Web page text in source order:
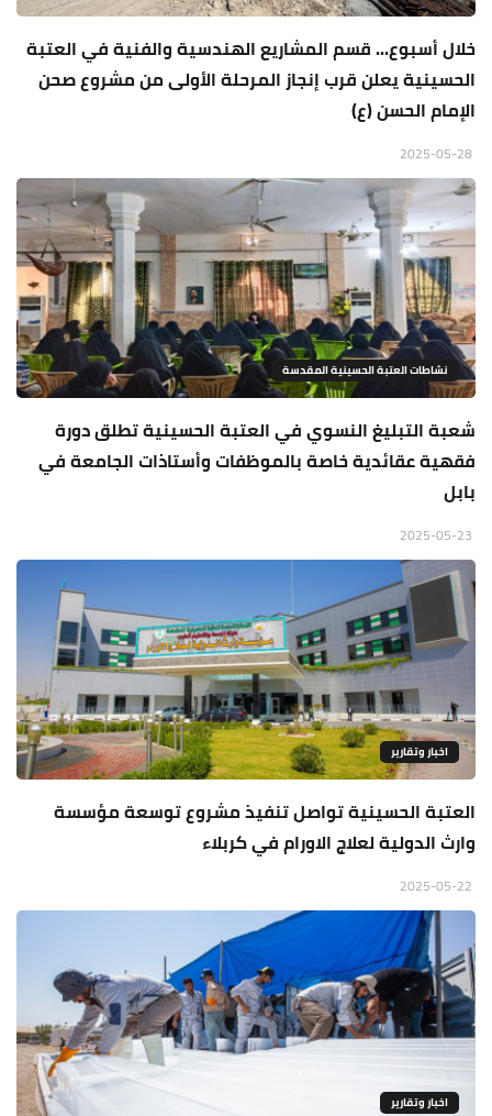
خلال أسبوع... قسم المشاريع الهندسية والفنية في العتبة
الحسينية يعلن قرب إنجاز المرحلة الأولى من مشروع صحن
الإمام الحسن (ع)
نشاطات العتبة الحسينية المقدسة
شعبة التبليغ النسوي في العتبة الحسينية تطلق دورة
فقهية عقائدية خاصة بالموظفات وأستاذات الجامعة في
بابل
اخبار وتقارير
العتبة الحسينية تواصل تنفيذ مشروع توسعة مؤسسة
وارث الدولية لعلاج الاورام في كربلاء
اخبار وتقارير